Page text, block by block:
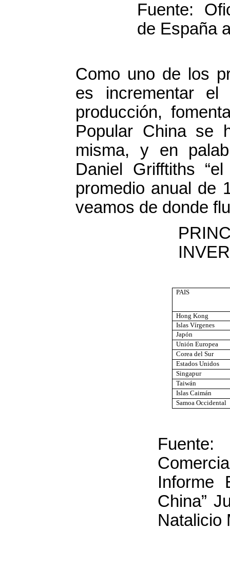
Fuente:
de España
Como uno de los
es incrementar el
producción,
Popular China se
misma, y en
Daniel Grifftiths
promedio anual de
veamos de donde
PAIS
Hong Kong
Islas Vírgenes
Japón
Unión Europea
Corea del Sur
Estados Unidos
Singapur
Taiwán
Islas Caimán
Samoa Occidental
Informe
China”
Natalicio